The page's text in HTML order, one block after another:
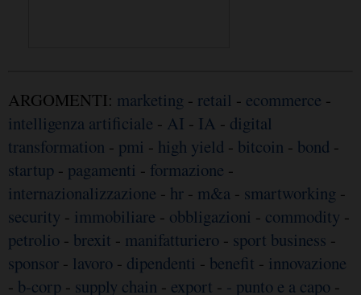
ARGOMENTI: marketing - retail - ecommerce -
intelligenza artificiale - AI - IA - digital
transformation - pmi - high yield - bitcoin - bond -
startup - pagamenti - formazione -
internazionalizzazione - hr - m&a - smartworking -
security - immobiliare - obbligazioni - commodity -
petrolio - brexit - manifatturiero - sport business -
sponsor - lavoro - dipendenti - benefit - innovazione
- b-corp - supply chain - export - - punto e a capo -